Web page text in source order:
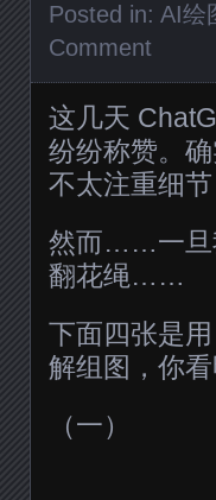
Posted in: AI绘
Comment
这几天
纷纷称赞。
不太注重细
然而……一旦
翻花绳……
下面四张是
解组图，你
（一）